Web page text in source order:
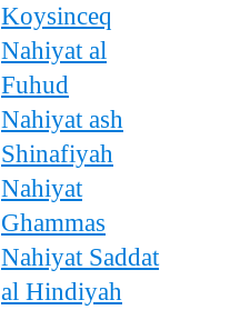
Koysinceq
Nahiyat al
Fuhud
Nahiyat ash
Shinafiyah
Nahiyat
Ghammas
Nahiyat Saddat
al Hindiyah